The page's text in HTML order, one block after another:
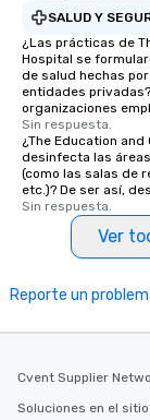
SALUD Y
¿Las prácticas de
Hospital se
de salud hechas
entidades
organizaciones
Sin respuesta.
¿The Education
desinfecta las
(como las salas de
etc.)? De ser así,
Sin respuesta.
Ver
Reporte un
Cvent Supplier
Soluciones en el